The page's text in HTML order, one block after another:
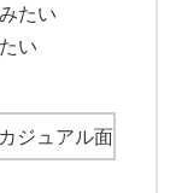
たい
い
ジュアル面